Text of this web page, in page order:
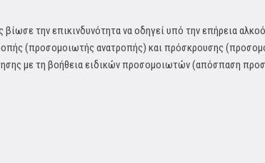
την επικινδυνότητα να οδηγεί υπό την επήρεια
(προσομοιωτής ανατροπής) και πρόσκρουσης
με τη βοήθεια ειδικών προσομοιωτών (απόσπαση